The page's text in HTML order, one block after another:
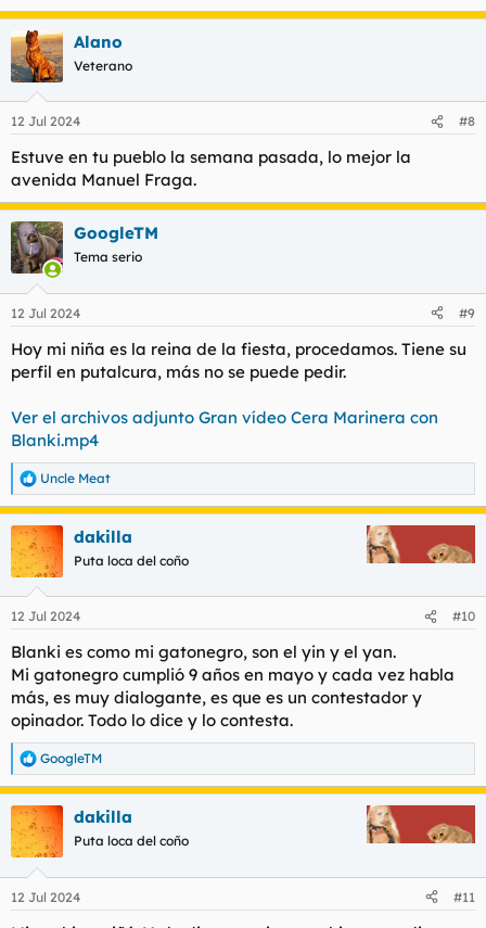
Alano
Veterano
12 Jul 2024 #8
Estuve en tu pueblo la semana pasada, lo mejor la
avenida Manuel Fraga.
GoogleTM
Tema serio
12 Jul 2024 #9
Hoy mi niña es la reina de la fiesta, procedamos. Tiene su
perfil en putalcura, más no se puede pedir.
Ver el archivos adjunto Gran vídeo Cera Marinera con
Blanki.mp4
R
e
a
c
c
i
e
:
Uncle Meat
dakilla
Puta loca del coño
12 Jul 2024 #10
Blanki es como mi gatonegro, son el yin y el yan.
Mi gatonegro cumplió 9 años en mayo y cada vez habla
más, es muy dialogante, es que es un contestador y
opinador. Todo lo dice y lo contesta.
R
e
a
c
c
i
e
GoogleTM
dakilla
Puta loca del coño
12 Jul 2024 #11